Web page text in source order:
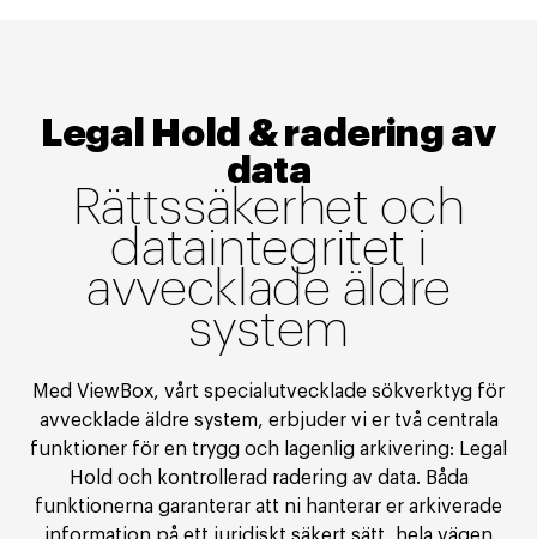
Legal Hold & radering av
data
Rättssäkerhet och
dataintegritet i
avvecklade äldre
system
Med ViewBox, vårt specialutvecklade sökverktyg för
avvecklade äldre system, erbjuder vi er två centrala
funktioner för en trygg och lagenlig arkivering: Legal
Hold och kontrollerad radering av data. Båda
funktionerna garanterar att ni hanterar er arkiverade